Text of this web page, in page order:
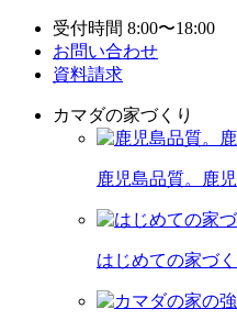
受付時間 8:00〜18:00
お問い合わせ
資料請求
カマダの家づくり
鹿児島品質。鹿児
はじめての家づ